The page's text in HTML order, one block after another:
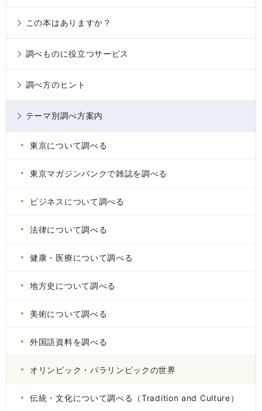
この本はありますか？
調べものに役立つサービス
調べ方のヒント
テーマ別調べ方案内
東京について調べる
東京マガジンバンクで雑誌を調べる
ビジネスについて調べる
法律について調べる
健康・医療について調べる
地方史について調べる
美術について調べる
外国語資料を調べる
オリンピック・パラリンピックの世界
伝統・文化について調べる（Tradition and Culture）